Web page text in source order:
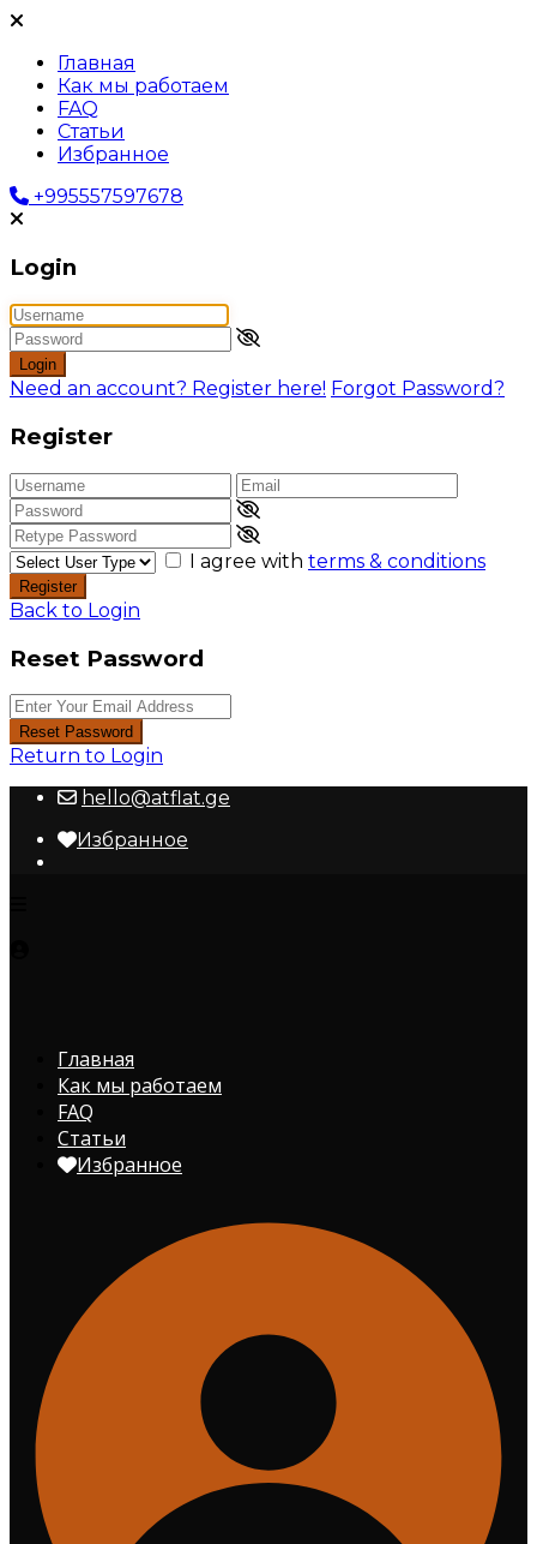
Главная
Как мы работаем
FAQ
Статьи
Избранное
+995557597678
Login
Login
Need an account? Register here! Forgot Password?
Register
I agree with terms & conditions
Register
Back to Login
Reset Password
Reset Password
Return to Login
hello@atflat.ge
Избранное
Главная
Как мы работаем
FAQ
Статьи
Избранное